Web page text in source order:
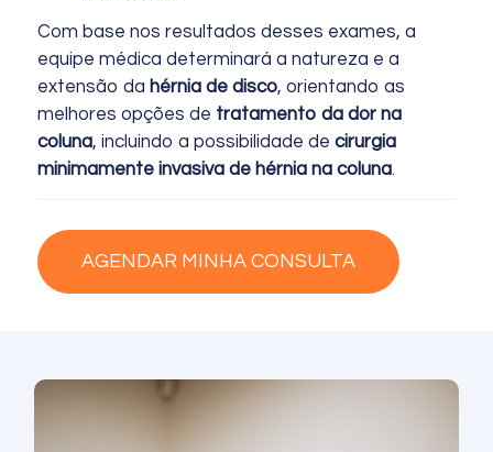
Com base nos resultados desses exames, a
equipe médica determinará a natureza e a
extensão da hérnia de disco, orientando as
melhores opções de tratamento da dor na
coluna, incluindo a possibilidade de cirurgia
minimamente invasiva de hérnia na coluna.
AGENDAR MINHA CONSULTA